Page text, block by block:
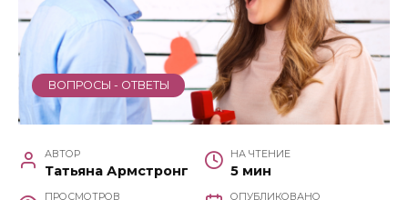
ВОПРОСЫ - ОТВЕТЫ
АВТОР
Татьяна Армстронг
НА ЧТЕНИЕ
5 мин
ПРОСМОТРОВ ОПУБЛИКОВАНО